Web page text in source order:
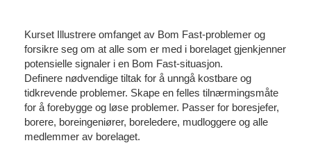
Kurset Illustrere omfanget av Bom Fast-problemer og
forsikre seg om at alle som er med i borelaget gjenkjenner
potensielle signaler i en Bom Fast-situasjon.
Definere nødvendige tiltak for å unngå kostbare og
tidkrevende problemer. Skape en felles tilnærmingsmåte
for å forebygge og løse problemer. Passer for boresjefer,
borere, boreingeniører, boreledere, mudloggere og alle
medlemmer av borelaget.